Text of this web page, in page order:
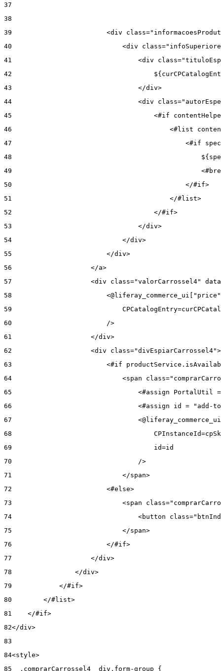
37
38
39
<div
40
<div
41
<div
42
43
                                </div>
44
<div
45
<#if
46
<#list
47
<#if
48
49
50
                                            </#if>
51
                                        </#list>
52
                                    </#if>
53
                                </div>
54
                            </div>
55
                        </div>
56
                    </a>
57
<div class="valorCarrossel4"
58
59
60
                        />
61
                    </div>
62
<div
63
<#if
64
<span
65
<#assign PortalUtil
66
<#assign id = "add-
67
68
69
                                    id=id
70
                                />
71
                            </span>
72
                        <#else>
73
<span
74
<button
75
                            </span>
76
                        </#if>
77
                    </div>
78
                </div>
79
            </#if>
80
        </#list>
81
    </#if>
82</div>
83
84<style>
85
  .comprarCarrossel4  div.form-group {